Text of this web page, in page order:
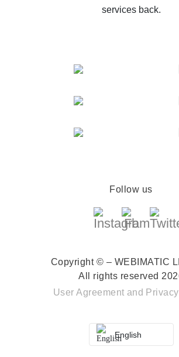
services back.
Follow us
Copyright © – WEBIMATIC
All rights reserved
User Agreement and
English